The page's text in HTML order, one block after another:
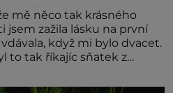
mě něco tak krásného
jsem zažila lásku na první
když mi bylo dvacet.
to tak říkajíc sňatek z
nám oběma moc